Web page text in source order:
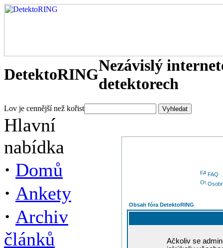
DetektoRINGNezávislý
detektorech
Lov je cennější než kořist
Hlavní
nabídka
· Domů
· Ankety
· Archiv
článků
FAQ
Obsah fóra DetektoRING
Ačkoliv se